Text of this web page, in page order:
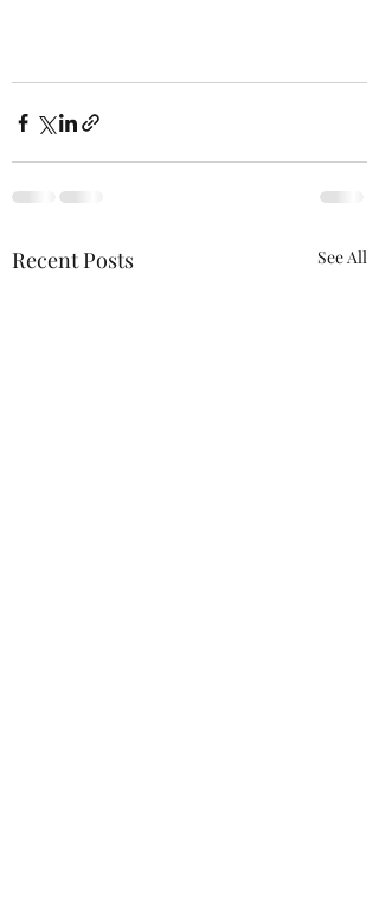
Recent Posts See All